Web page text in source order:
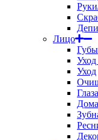
Лицо
Губы
Уход
Уход
Глаза